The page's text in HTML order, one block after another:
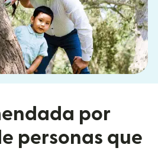
por
personas que